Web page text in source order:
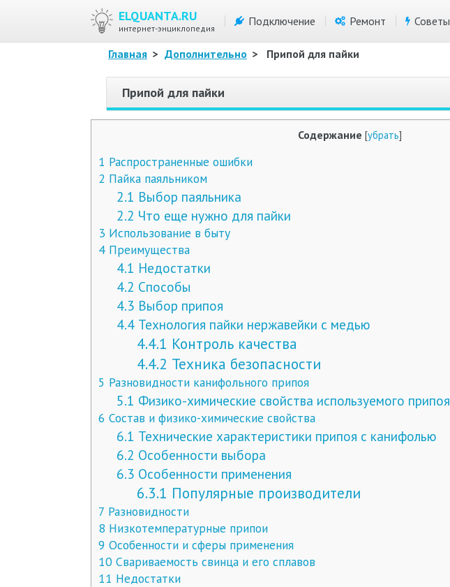
ELQUANTA.RU
интернет-энциклопедия
Подключение Ремонт Советы
Главная > Дополнительно > Припой для пайки
Припой для пайки
Содержание [убрать]
1 Распространенные ошибки
2 Пайка паяльником
2.1 Выбор паяльника
2.2 Что еще нужно для пайки
3 Использование в быту
4 Преимущества
4.1 Недостатки
4.2 Способы
4.3 Выбор припоя
4.4 Технология пайки нержавейки с медью
4.4.1 Контроль качества
4.4.2 Техника безопасности
5 Разновидности канифольного припоя
5.1 Физико-химические свойства используемого припоя
6 Состав и физико-химические свойства
6.1 Технические характеристики припоя с канифолью
6.2 Особенности выбора
6.3 Особенности применения
6.3.1 Популярные производители
7 Разновидности
8 Низкотемпературные припои
9 Особенности и сферы применения
10 Свариваемость свинца и его сплавов
11 Недостатки